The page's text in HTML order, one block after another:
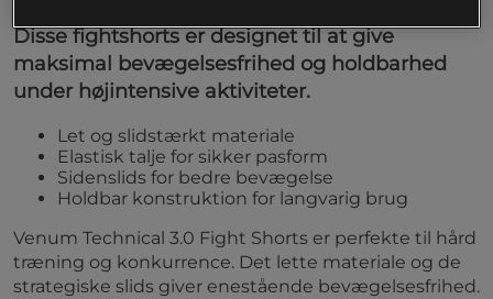
Disse fightshorts er designet til at give
maksimal bevægelsesfrihed og holdbarhed
under højintensive aktiviteter.
Let og slidstærkt materiale
Elastisk talje for sikker pasform
Sidenslids for bedre bevægelse
Holdbar konstruktion for langvarig brug
Venum Technical 3.0 Fight Shorts er perfekte til hård
træning og konkurrence. Det lette materiale og de
strategiske slids giver enestående bevægelsesfrihed.